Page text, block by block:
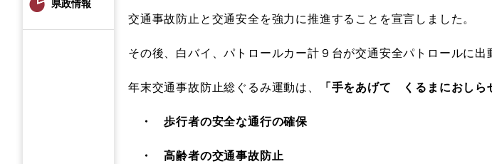
県政情報
交通事故防止と交通安全を強力に推進することを宣言しました。
その後、白バイ、パトロールカー計９台が交通安全パトロールに出
年末交通事故防止総ぐるみ運動は、 「手をあげて くるまにおし
・ 歩行者の安全な通行の確保
・ 高齢者の交通事故防止